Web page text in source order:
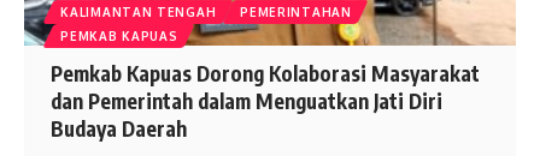
KALIMANTAN TENGAH
PEMERINTAHAN
PEMKAB KAPUAS
Pemkab Kapuas Dorong Kolaborasi Masyarakat
dan Pemerintah dalam Menguatkan Jati Diri
Budaya Daerah